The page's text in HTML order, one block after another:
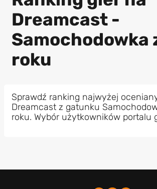
Dreamcast -
Samochodowka
roku
Sprawdź ranking najwyżej
Dreamcast z gatunku
roku. Wybór użytkowników portalu